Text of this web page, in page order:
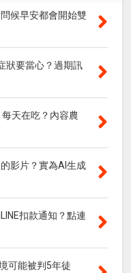
候早安都會開始雙
狀要當心？過期訊
每天在吃？內容農
影片？實為AI生成
扣款通知？點連
可能被判5年徒